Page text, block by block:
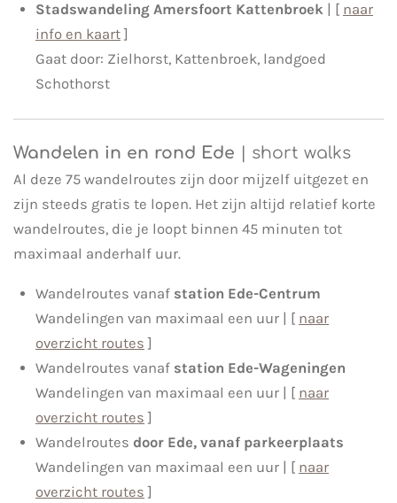
Stadswandeling Amersfoort Kattenbroek | [ naar
info en kaart]
Gaat door: Zielhorst, Kattenbroek, landgoed
Schothorst
Wandelen in en rond Ede | short walks
Al deze 75 wandelroutes zijn door mijzelf uitgezet en
zijn steeds gratis te lopen. Het zijn altijd relatief korte
wandelroutes, die je loopt binnen 45 minuten tot
maximaal anderhalf uur.
Wandelroutes vanaf station Ede-Centrum
Wandelingen van maximaal een uur | [ naar
overzicht routes ]
Wandelroutes vanaf station Ede-Wageningen
Wandelingen van maximaal een uur | [ naar
overzicht routes ]
Wandelroutes door Ede, vanaf parkeerplaats
Wandelingen van maximaal een uur | [ naar
overzicht routes ]